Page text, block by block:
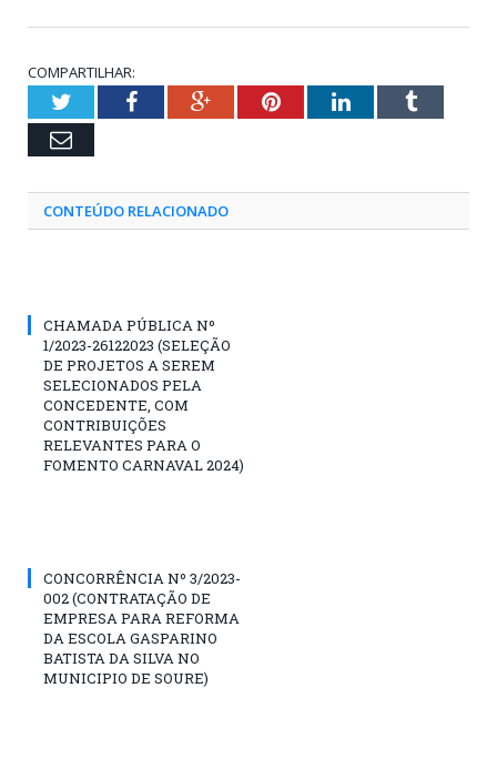
COMPARTILHAR:
TwitterFacebookGoogle+PinterestLinkedInTumblr
Email
CONTEÚDO RELACIONADO
CHAMADA PÚBLICA Nº
1/2023-26122023 (SELEÇÃO
DE PROJETOS A SEREM
SELECIONADOS PELA
CONCEDENTE, COM
CONTRIBUIÇÕES
RELEVANTES PARA O
FOMENTO CARNAVAL 2024)
CONCORRÊNCIA Nº 3/2023-
002 (CONTRATAÇÃO DE
EMPRESA PARA REFORMA
DA ESCOLA GASPARINO
BATISTA DA SILVA NO
MUNICIPIO DE SOURE)